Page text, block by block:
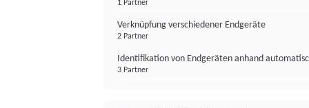
1 Partner
Verknüpfung verschiedener Endgeräte
2 Partner
Identifikation von Endgeräten anhand
3 Partner